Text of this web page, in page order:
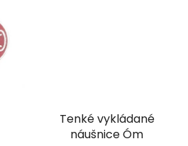
Tenké vykládané
náušnice Óm